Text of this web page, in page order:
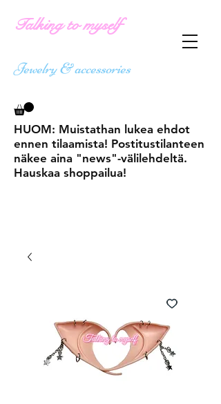
Talking to myself
Jewelry & accessories
HUOM: Muistathan lukea ehdot
ennen tilaamista! Postitustilanteen
näkee aina "news"-välilehdeltä.
Hauskaa shoppailua!